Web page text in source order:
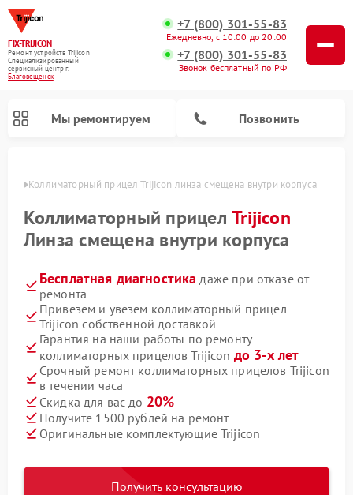
FIX-TRIJICON
Ремонт устройств Trijicon
Специализированный
cервисный центр г.
Благовещенск
+7 (800) 301-55-83
Ежедневно, с 10:00 до 20:00
+7 (800) 301-55-83
Звонок бесплатный по РФ
Мы ремонтируем Позвонить
Коллиматорный прицел Trijicon линза смещена внутри корпуса
Коллиматорный прицелTrijicon
Линза смещена внутри корпуса
Бесплатная диагностика даже при отказе от
ремонта
Привезем и увезем коллиматорный прицел
Trijicon собственной доставкой
Гарантия на наши работы по ремонту
коллиматорных прицелов Trijicon до 3-х лет
Срочный ремонт коллиматорных прицелов Trijicon
в течении часа
Скидка для вас до 20%
Получите 1500 рублей на ремонт
Оригинальные комплектующие Trijicon
Получить консультацию